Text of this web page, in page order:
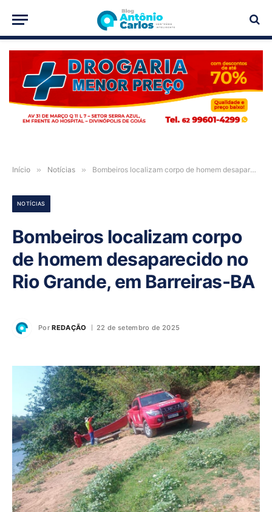
PUBLICIDADE
Início » Notícias » Bombeiros localizam corpo de homem desaparecido no Rio Grande, em Barreiras-BA
NOTÍCIAS
Bombeiros localizam corpo
de homem desaparecido no
Rio Grande, em Barreiras-BA
Por REDAÇÃO 22 de setembro de 2025